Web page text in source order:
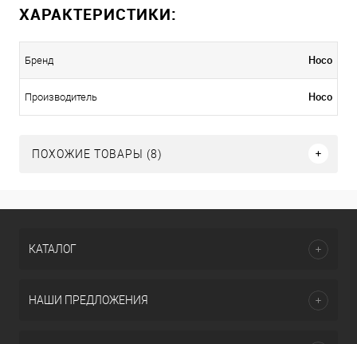
ХАРАКТЕРИСТИКИ:
Бренд Hoco
Производитель Hoco
ПОХОЖИЕ ТОВАРЫ (8)
КАТАЛОГ
НАШИ ПРЕДЛОЖЕНИЯ